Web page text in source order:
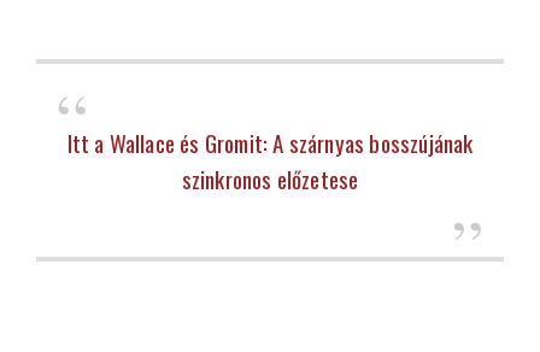
Itt a Wallace és Gromit: A szárnyas bosszújának
szinkronos előzetese